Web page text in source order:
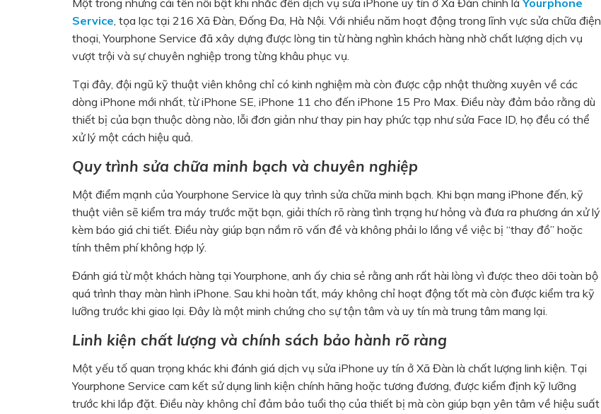
Một trong những cái tên nổi bật khi nhắc đến dịch vụ sửa iPhone uy tín ở Xã Đàn chính làYourphone
Service, tọa lạc tại 216 Xã Đàn, Đống Đa, Hà Nội. Với nhiều năm hoạt động trong lĩnh vực sửa chữa điện
thoại, Yourphone Service đã xây dựng được lòng tin từ hàng nghìn khách hàng nhờ chất lượng dịch vụ
vượt trội và sự chuyên nghiệp trong từng khâu phục vụ.
Tại đây, đội ngũ kỹ thuật viên không chỉ có kinh nghiệm mà còn được cập nhật thường xuyên về các
dòng iPhone mới nhất, từ iPhone SE, iPhone 11 cho đến iPhone 15 Pro Max. Điều này đảm bảo rằng dù
thiết bị của bạn thuộc dòng nào, lỗi đơn giản như thay pin hay phức tạp như sửa Face ID, họ đều có thể
xử lý một cách hiệu quả.
Quy trình sửa chữa minh bạch và chuyên nghiệp
Một điểm mạnh của Yourphone Service là quy trình sửa chữa minh bạch. Khi bạn mang iPhone đến, kỹ
thuật viên sẽ kiểm tra máy trước mặt bạn, giải thích rõ ràng tình trạng hư hỏng và đưa ra phương án xử lý
kèm báo giá chi tiết. Điều này giúp bạn nắm rõ vấn đề và không phải lo lắng về việc bị “thay đồ” hoặc
tính thêm phí không hợp lý.
Đánh giá từ một khách hàng tại Yourphone, anh ấy chia sẻ rằng anh rất hài lòng vì được theo dõi toàn bộ
quá trình thay màn hình iPhone. Sau khi hoàn tất, máy không chỉ hoạt động tốt mà còn được kiểm tra kỹ
lưỡng trước khi giao lại. Đây là một minh chứng cho sự tận tâm và uy tín mà trung tâm mang lại.
Linh kiện chất lượng và chính sách bảo hành rõ ràng
Một yếu tố quan trọng khác khi đánh giá dịch vụ sửa iPhone uy tín ở Xã Đàn là chất lượng linh kiện. Tại
Yourphone Service cam kết sử dụng linh kiện chính hãng hoặc tương đương, được kiểm định kỹ lưỡng
trước khi lắp đặt. Điều này không chỉ đảm bảo tuổi thọ của thiết bị mà còn giúp bạn yên tâm về hiệu suất